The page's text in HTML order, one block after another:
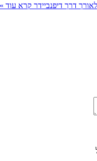
דרך דיפנביידרקרא עוד »